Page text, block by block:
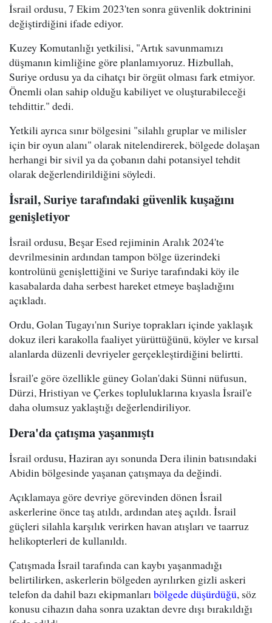
İsrail ordusu, 7 Ekim 2023'ten sonra güvenlik doktrinini
değiştirdiğini ifade ediyor.
Kuzey Komutanlığı yetkilisi, "Artık savunmamızı
düşmanın kimliğine göre planlamıyoruz. Hizbullah,
Suriye ordusu ya da cihatçı bir örgüt olması fark etmiyor.
Önemli olan sahip olduğu kabiliyet ve oluşturabileceği
tehdittir." dedi.
Yetkili ayrıca sınır bölgesini "silahlı gruplar ve milisler
için bir oyun alanı" olarak nitelendirerek, bölgede dolaşan
herhangi bir sivil ya da çobanın dahi potansiyel tehdit
olarak değerlendirildiğini söyledi.
İsrail, Suriye tarafındaki güvenlik kuşağını
genişletiyor
İsrail ordusu, Beşar Esed rejiminin Aralık 2024'te
devrilmesinin ardından tampon bölge üzerindeki
kontrolünü genişlettiğini ve Suriye tarafındaki köy ile
kasabalarda daha serbest hareket etmeye başladığını
açıkladı.
Ordu, Golan Tugayı'nın Suriye toprakları içinde yaklaşık
dokuz ileri karakolla faaliyet yürüttüğünü, köyler ve kırsal
alanlarda düzenli devriyeler gerçekleştirdiğini belirtti.
İsrail'e göre özellikle güney Golan'daki Sünni nüfusun,
Dürzi, Hristiyan ve Çerkes topluluklarına kıyasla İsrail'e
daha olumsuz yaklaştığı değerlendiriliyor.
Dera'da çatışma yaşanmıştı
İsrail ordusu, Haziran ayı sonunda Dera ilinin batısındaki
Abidin bölgesinde yaşanan çatışmaya da değindi.
Açıklamaya göre devriye görevinden dönen İsrail
askerlerine önce taş atıldı, ardından ateş açıldı. İsrail
güçleri silahla karşılık verirken havan atışları ve taarruz
helikopterleri de kullanıldı.
Çatışmada İsrail tarafında can kaybı yaşanmadığı
belirtilirken, askerlerin bölgeden ayrılırken gizli askeri
telefon da dahil bazı ekipmanlarıbölgede düşürdüğü, söz
konusu cihazın daha sonra uzaktan devre dışı bırakıldığı